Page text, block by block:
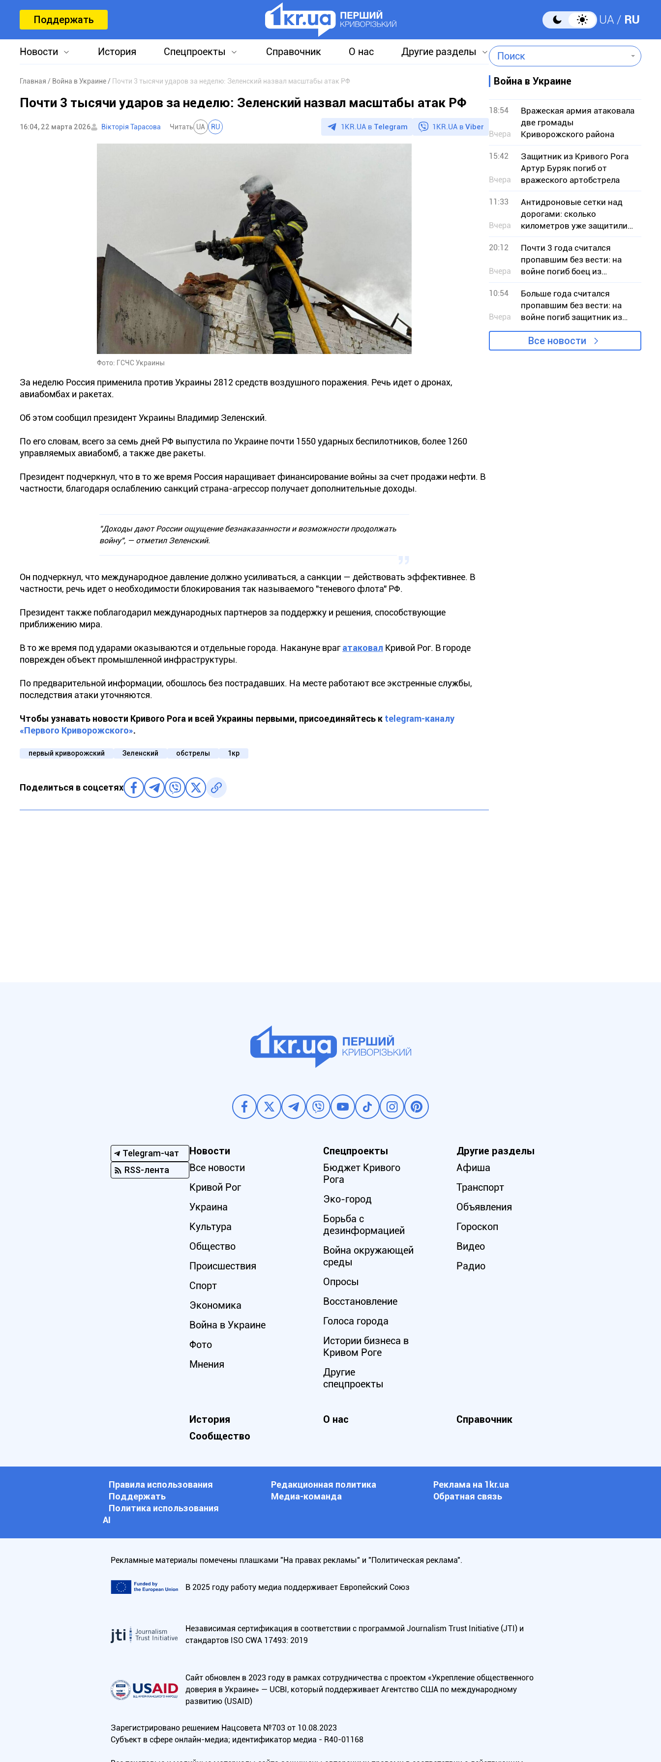
Поддержать UA RU
Новости История Спецпроекты Справочник О нас Другие разделы Поиск
Главная Война в Украине Почти 3 тысячи ударов за неделю: Зеленский назвал масштабы атак РФ
Почти 3 тысячи ударов за неделю: Зеленский назвал масштабы атак РФ
16:04, 22 марта 2026 Вікторія Тарасова Читать UA RU 1KR.UA в Telegram 1KR.UA в Viber
Фото: ГСЧС Украины
За неделю Россия применила против Украины 2812 средств воздушного поражения. Речь идет о дронах,
авиабомбах и ракетах.
Об этом сообщил президент Украины Владимир Зеленский.
По его словам, всего за семь дней РФ выпустила по Украине почти 1550 ударных беспилотников, более 1260
управляемых авиабомб, а также две ракеты.
Президент подчеркнул, что в то же время Россия наращивает финансирование войны за счет продажи нефти. В
частности, благодаря ослаблению санкций страна-агрессор получает дополнительные доходы.
"Доходы дают России ощущение безнаказанности и возможности продолжать
войну", — отметил Зеленский.
Он подчеркнул, что международное давление должно усиливаться, а санкции — действовать эффективнее. В
частности, речь идет о необходимости блокирования так называемого "теневого флота" РФ.
Президент также поблагодарил международных партнеров за поддержку и решения, способствующие
приближению мира.
В то же время под ударами оказываются и отдельные города. Накануне врагатаковал Кривой Рог. В городе
поврежден объект промышленной инфраструктуры.
По предварительной информации, обошлось без пострадавших. На месте работают все экстренные службы,
последствия атаки уточняются.
Чтобы узнавать новости Кривого Рога и всей Украины первыми, присоединяйтесь к telegram-каналу
«Первого Криворожского».
первый криворожский Зеленский обстрелы 1кр
Поделиться в соцсетях
Война в Украине
18:54
Вчера
Вражеская армия атаковала
две громады
Криворожского района
15:42
Вчера
Защитник из Кривого Рога
Артур Буряк погиб от
вражеского артобстрела
11:33
Вчера
Антидроновые сетки над
дорогами: сколько
километров уже защитили
на Днепропетровщине
20:12
Вчера
Почти 3 года считался
пропавшим без вести: на
войне погиб боец из
Кривого Рога Вячеслав
Чучмай
10:54
Вчера
Больше года считался
пропавшим без вести: на
войне погиб защитник из
Криворожья Илья Сердюк
Все новости
Telegram-чат
RSS-лента
Новости
Все новости
Кривой Рог
Украина
Культура
Общество
Происшествия
Спорт
Экономика
Война в Украине
Фото
Мнения
Спецпроекты
Бюджет Кривого
Рога
Эко-город
Борьба с
дезинформацией
Война окружающей
среды
Опросы
Восстановление
Голоса города
Истории бизнеса в
Кривом Роге
Другие
спецпроекты
Другие разделы
Афиша
Транспорт
Объявления
Гороскоп
Видео
Радио
История О нас
Справочник
Сообщество
Правила использования Редакционная политика
Реклама на 1kr.ua
Поддержать
Медиа-команда
Обратная связь
Политика использования
АI
Рекламные материалы помечены плашками "На правах рекламы" и "Политическая реклама".
В 2025 году работу медиа поддерживает Европейский Союз
Независимая сертификация в соответствии с программой Journalism Trust Initiative (JTI) и
стандартов ISO CWA 17493: 2019
Сайт обновлен в 2023 году в рамках сотрудничества с проектом «Укрепление общественного
доверия в Украине» — UCBI, который поддерживает Агентство США по международному
развитию (USAID)
Зарегистрировано решением Нацсовета №703 от 10.08.2023
Субъект в сфере онлайн-медиа; идентификатор медиа - R40-01168